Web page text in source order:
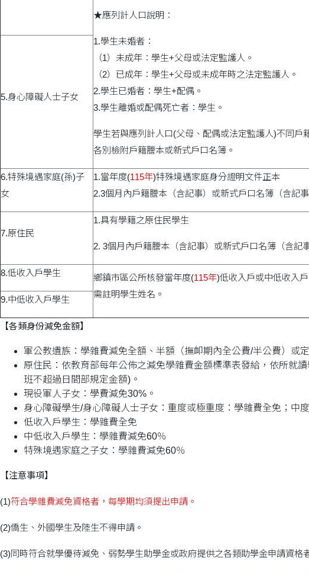
★應列計人口說明：
1.學生未婚者：
（1）未成年：學生+父母或法定監護人。
（2）已成年：學生+父母或未成年時之法定監護人。
2.學生已婚者：學生+配偶。
3.學生離婚或配偶死亡者：學生。
學生若與應列計人口(父母、配偶或法定監護人)不同戶
各別檢附戶籍謄本或新式戶口名簿。
5.身心障礙人士子女
6.特殊境遇家庭(孫)子
女
1.當年度(115年)特殊境遇家庭身分證明文件正本
2.3個月內戶籍謄本（含記事）或新式戶口名簿（含記事
7.原住民
1.具有學籍之原住民學生
2. 3個月內戶籍謄本（含記事）或新式戶口名簿（含記事
8.低收入戶學生 鄉鎮市區公所核發當年度(115年)低收入戶或中低收入戶
需註明學生姓名。
9.中低收入戶學生
【各類身份減免金額】
軍公教遺族：學雜費減免全額、半額（撫卹期內全公費/半公費）或
原住民：依教育部每年公佈之減免學雜費金額標準表發給，依所就
班不超過日間部規定金額)。
現役軍人子女：學費減免30%。
身心障礙學生/身心障礙人士子女：重度或極重度：學雜費全免；中
低收入戶學生：學雜費全免
中低收入戶學生：學雜費減免60％
特殊境遇家庭之子女：學雜費減免60％
【注意事項】
(1)符合學雜費減免資格者，每學期均須提出申請。
(2)僑生、外國學生及陸生不得申請。
(3)同時符合就學優待減免、弱勢學生助學金或政府提供之各類助學金申請資格